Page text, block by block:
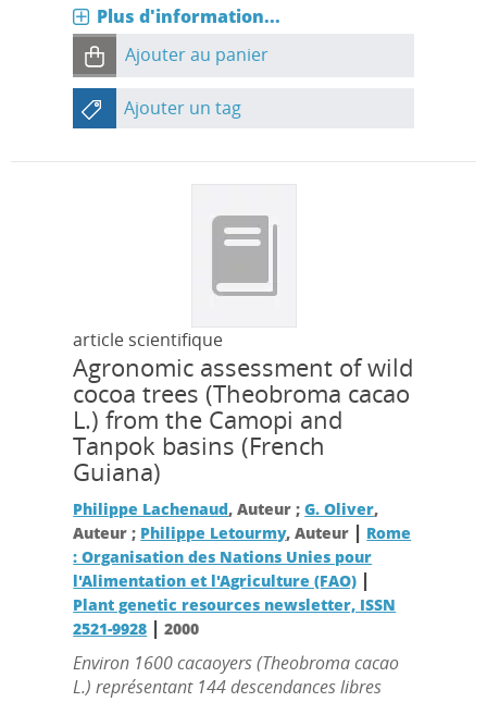
Plus d'information...
Ajouter au panier
Ajouter un tag
article scientifique
Agronomic assessment of wild
cocoa trees (Theobroma cacao
L.) from the Camopi and
Tanpok basins (French
Guiana)
Philippe Lachenaud, Auteur ;G. Oliver,
Auteur ; Philippe Letourmy, Auteur | Rome
: Organisation des Nations Unies pour
l'Alimentation et l'Agriculture (FAO) |
Plant genetic resources newsletter, ISSN
2521-9928 |2000
Environ 1600 cacaoyers (Theobroma cacao
L.) représentant 144 descendances libres